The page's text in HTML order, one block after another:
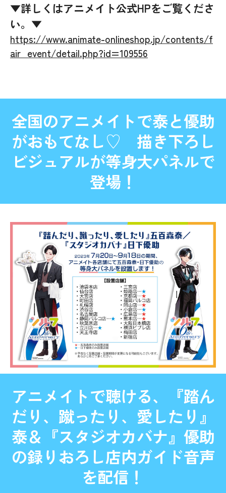
▼詳しくはアニメイト公式HPをご覧くださ
い。▼
https://www.animate-onlineshop.jp/contents/f
air_event/detail.php?id=109556
全国のアニメイトで泰と優助
がおもてなし♡ 描き下ろし
ビジュアルが等身大パネルで
登場！
アニメイトで聴ける、『踏ん
だり、蹴ったり、愛したり』
泰＆『スタジオカバナ』優助
の録りおろし店内ガイド音声
を配信！